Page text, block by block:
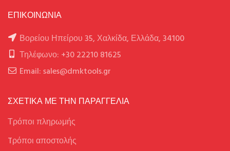
ΕΠΙΚΟΙΝΩΝΙΑ
Βορείου Ηπείρου 35, Χαλκίδα, Ελλάδα, 34100
Τηλέφωνο: +30 22210 81625
Email: sales@dmktools.gr
ΣΧΕΤΙΚΑ ΜΕ ΤΗΝ ΠΑΡΑΓΓΕΛΙΑ
Τρόποι πληρωμής
Tρόποι αποστολής